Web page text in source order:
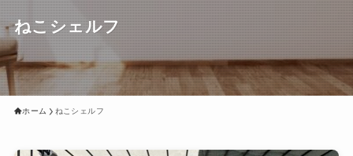
ねこシェルフ
ホーム ねこシェルフ